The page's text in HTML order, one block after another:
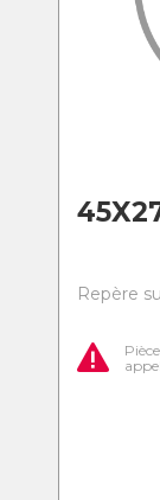
Repère